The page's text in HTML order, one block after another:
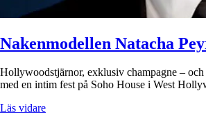
Nakenmodellen Natacha
Hollywoodstjärnor, exklusiv champagne –
med en intim fest på Soho House i West
Läs vidare